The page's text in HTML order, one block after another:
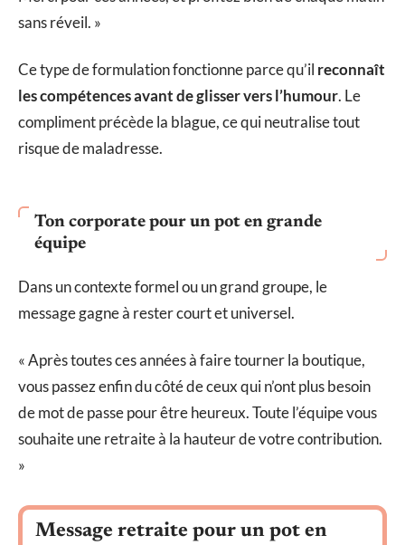
sans réveil. »
Ce type de formulation fonctionne parce qu’il reconnaît
les compétences avant de glisser vers l’humour. Le
compliment précède la blague, ce qui neutralise tout
risque de maladresse.
Ton corporate pour un pot en grande
équipe
Dans un contexte formel ou un grand groupe, le
message gagne à rester court et universel.
« Après toutes ces années à faire tourner la boutique,
vous passez enfin du côté de ceux qui n’ont plus besoin
de mot de passe pour être heureux. Toute l’équipe vous
souhaite une retraite à la hauteur de votre contribution.
»
Message retraite pour un pot en